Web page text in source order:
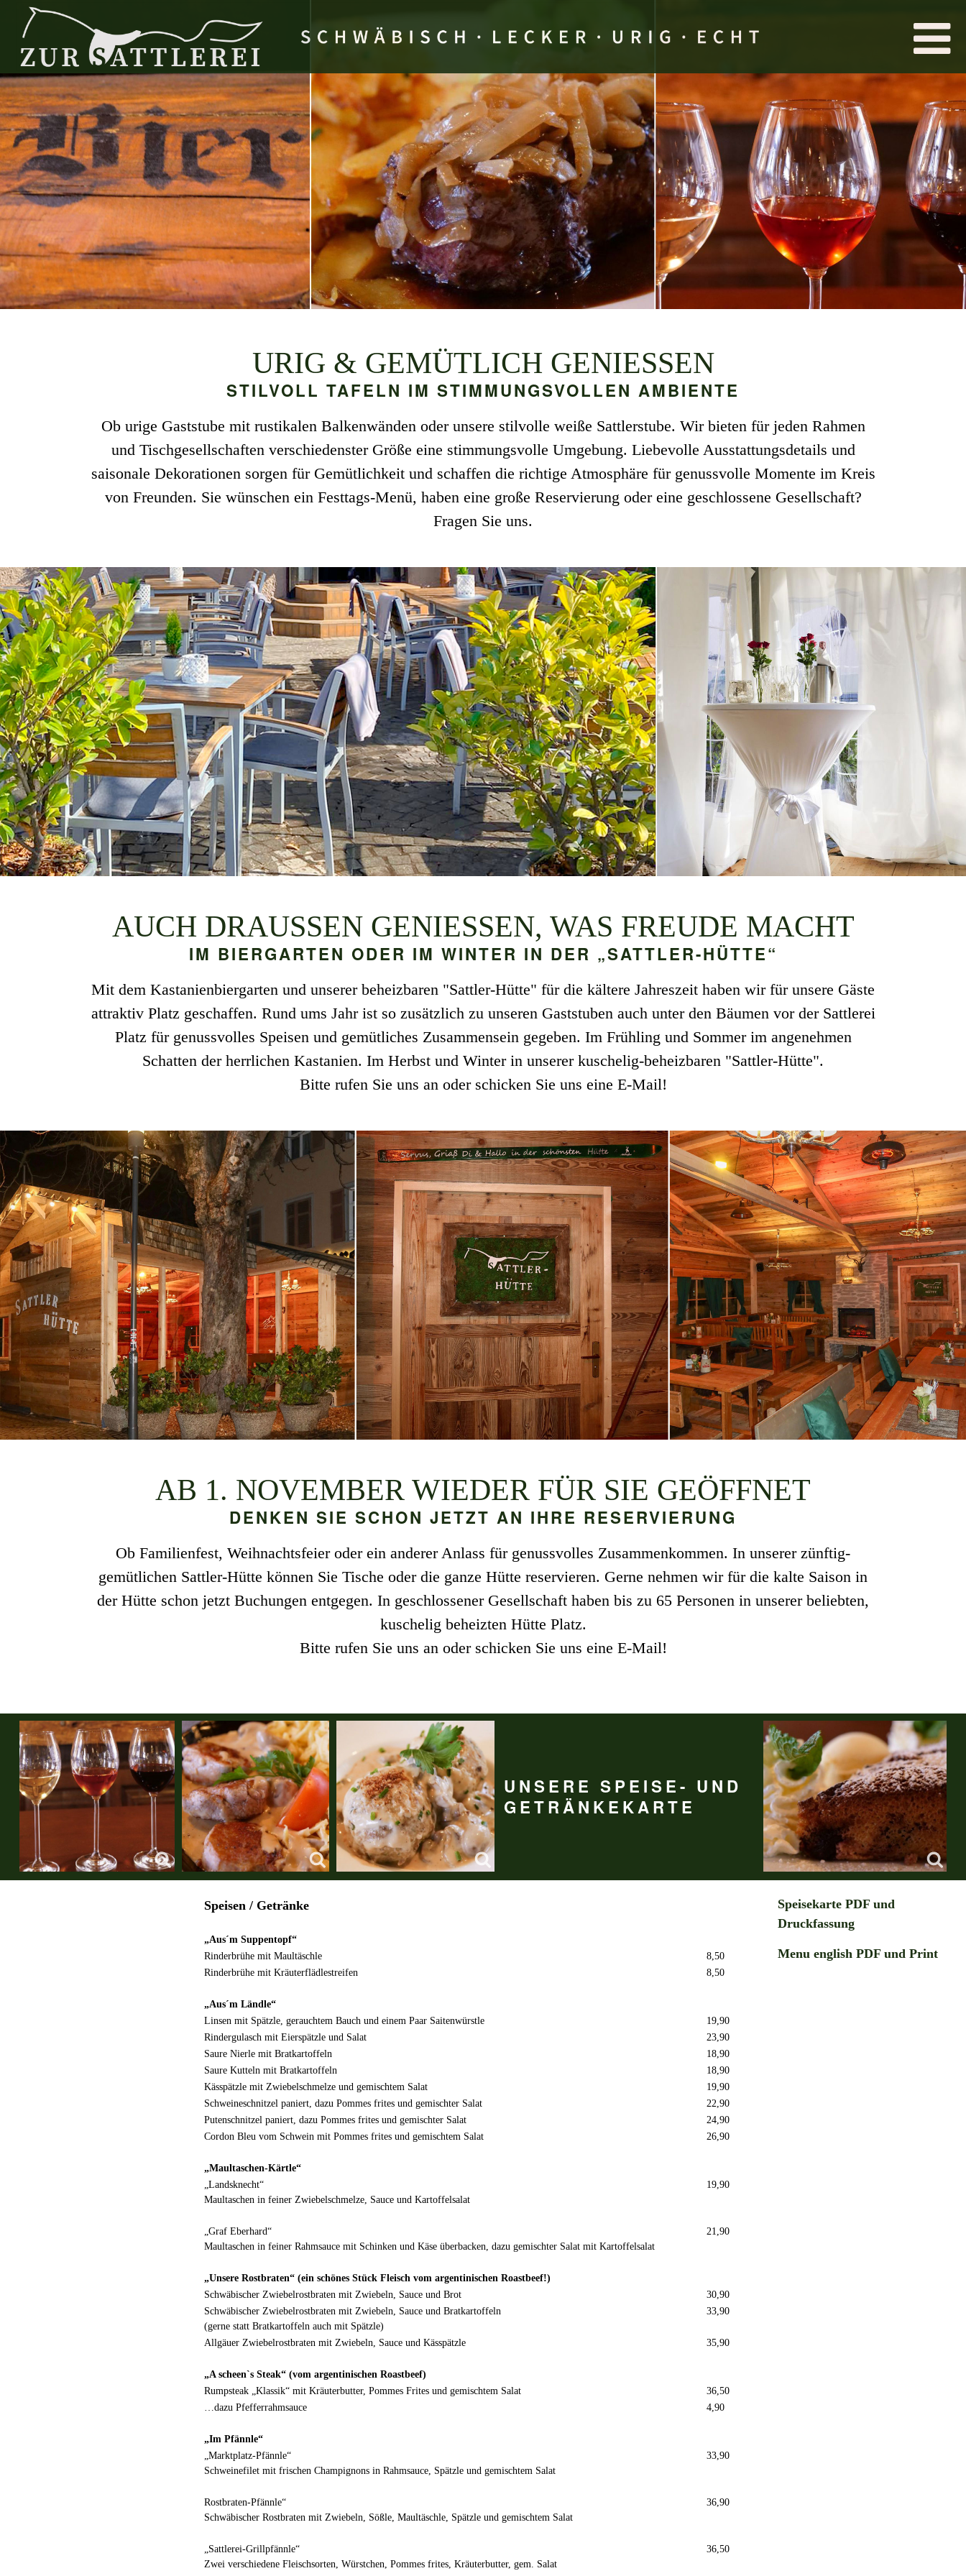
URIG & GEMÜTLICH GENIESSEN
STILVOLL TAFELN IM STIMMUNGSVOLLEN AMBIENTE
Ob urige Gaststube mit rustikalen Balkenwänden oder unsere stilvolle weiße Sattlerstube. Wir bieten für jeden Rahmen
und Tischgesellschaften verschiedenster Größe eine stimmungsvolle Umgebung. Liebevolle Ausstattungsdetails und
saisonale Dekorationen sorgen für Gemütlichkeit und schaffen die richtige Atmosphäre für genussvolle Momente im Kreis
von Freunden. Sie wünschen ein Festtags-Menü, haben eine große Reservierung oder eine geschlossene Gesellschaft?
Fragen Sie uns.
AUCH DRAUSSEN GENIESSEN, WAS FREUDE MACHT
IM BIERGARTEN ODER IM WINTER IN DER „SATTLER-HÜTTE“
Mit dem Kastanienbiergarten und unserer beheizbaren "Sattler-Hütte" für die kältere Jahreszeit haben wir für unsere Gäste
attraktiv Platz geschaffen. Rund ums Jahr ist so zusätzlich zu unseren Gaststuben auch unter den Bäumen vor der Sattlerei
Platz für genussvolles Speisen und gemütliches Zusammensein gegeben. Im Frühling und Sommer im angenehmen
Schatten der herrlichen Kastanien. Im Herbst und Winter in unserer kuschelig-beheizbaren "Sattler-Hütte".
Bitte rufen Sie uns an oder schicken Sie uns eine E-Mail!
AB 1. NOVEMBER WIEDER FÜR SIE GEÖFFNET
DENKEN SIE SCHON JETZT AN IHRE RESERVIERUNG
Ob Familienfest, Weihnachtsfeier oder ein anderer Anlass für genussvolles Zusammenkommen. In unserer zünftig-
gemütlichen Sattler-Hütte können Sie Tische oder die ganze Hütte reservieren. Gerne nehmen wir für die kalte Saison in
der Hütte schon jetzt Buchungen entgegen. In geschlossener Gesellschaft haben bis zu 65 Personen in unserer beliebten,
kuschelig beheizten Hütte Platz.
Bitte rufen Sie uns an oder schicken Sie uns eine E-Mail!
UNSERE SPEISE- UND
GETRÄNKEKARTE
Speisen / Getränke
„Aus´m Suppentopf“
Rinderbrühe mit Maultäschle
8,50
Rinderbrühe mit Kräuterflädlestreifen
8,50
„Aus´m Ländle“
Linsen mit Spätzle, gerauchtem Bauch und einem Paar Saitenwürstle
19,90
Rindergulasch mit Eierspätzle und Salat
23,90
Saure Nierle mit Bratkartoffeln
18,90
Saure Kutteln mit Bratkartoffeln
18,90
Kässpätzle mit Zwiebelschmelze und gemischtem Salat
19,90
Schweineschnitzel paniert, dazu Pommes frites und gemischter Salat
22,90
Putenschnitzel paniert, dazu Pommes frites und gemischter Salat
24,90
Cordon Bleu vom Schwein mit Pommes frites und gemischtem Salat
26,90
„Maultaschen-Kärtle“
„Landsknecht“
Maultaschen in feiner Zwiebelschmelze, Sauce und Kartoffelsalat
19,90
„Graf Eberhard“
Maultaschen in feiner Rahmsauce mit Schinken und Käse überbacken, dazu gemischter Salat mit Kartoffelsalat
21,90
„Unsere Rostbraten“ (ein schönes Stück Fleisch vom argentinischen Roastbeef!)
Schwäbischer Zwiebelrostbraten mit Zwiebeln, Sauce und Brot
30,90
Schwäbischer Zwiebelrostbraten mit Zwiebeln, Sauce und Bratkartoffeln
(gerne statt Bratkartoffeln auch mit Spätzle)
33,90
Allgäuer Zwiebelrostbraten mit Zwiebeln, Sauce und Kässpätzle 35,90
„A scheen`s Steak“ (vom argentinischen Roastbeef)
Rumpsteak „Klassik“ mit Kräuterbutter, Pommes Frites und gemischtem Salat
36,50
…dazu Pfefferrahmsauce
4,90
„Im Pfännle“
„Marktplatz-Pfännle“
Schweinefilet mit frischen Champignons in Rahmsauce, Spätzle und gemischtem Salat
33,90
Rostbraten-Pfännle“
Schwäbischer Rostbraten mit Zwiebeln, Sößle, Maultäschle, Spätzle und gemischtem Salat
36,90
„Sattlerei-Grillpfännle“
Zwei verschiedene Fleischsorten, Würstchen, Pommes frites, Kräuterbutter, gem. Salat
36,50
Speisekarte PDF und
Druckfassung
Menu english PDF und Print